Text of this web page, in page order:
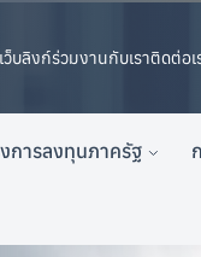
เว็บลิงก์ร่วมงานกับเราติดต่อเ
การลงทุนภาครัฐ